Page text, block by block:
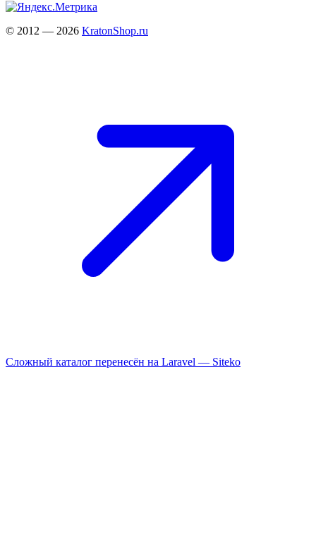
© 2012 — 2026 KratonShop.ru
Сложный каталог перенесён на Laravel — Siteko